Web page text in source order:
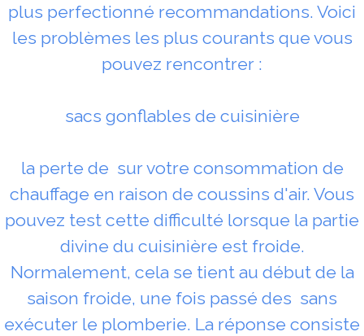
plus perfectionné recommandations. Voici
les problèmes les plus courants que vous
pouvez rencontrer :
sacs gonflables de cuisinière
la perte de sur votre consommation de
chauffage en raison de coussins d'air. Vous
pouvez test cette difficulté lorsque la partie
divine du cuisinière est froide.
Normalement, cela se tient au début de la
saison froide, une fois passé des sans
exécuter le plomberie. La réponse consiste